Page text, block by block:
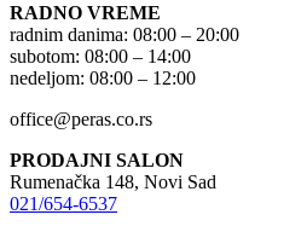
RADNO VREME
radnim danima: 08:00 – 20:00
subotom: 08:00 – 14:00
nedeljom: 08:00 – 12:00
office@peras.co.rs
PRODAJNI SALON
Rumenačka 148, Novi Sad
021/654-6537